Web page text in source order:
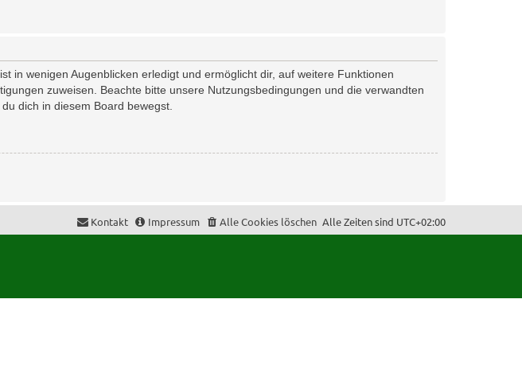
in wenigen Augenblicken erledigt und ermöglicht dir, auf weitere Funktionen
zuweisen. Beachte bitte unsere Nutzungsbedingungen und die verwandten
dich in diesem Board bewegst.
Alle Zeiten sind UTC+02:00
Alle Cookies löschen
Impressum
Kontakt